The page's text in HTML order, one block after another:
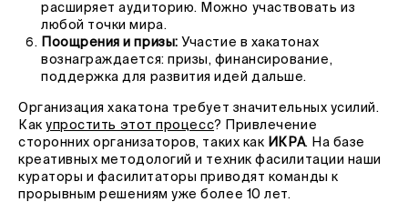
расширяет аудиторию. Можно участвовать из
любой точки мира.
Поощрения и призы: Участие в хакатонах
вознаграждается: призы, финансирование,
поддержка для развития идей дальше.
Организация хакатона требует значительных усилий.
Какупростить этот процесс? Привлечение
сторонних организаторов, таких как ИКРА. На базе
креативных методологий и техник фасилитации наши
кураторы и фасилитаторы приводят команды к
прорывным решениям уже более 10 лет.